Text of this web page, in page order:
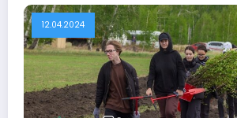
12.04.2024